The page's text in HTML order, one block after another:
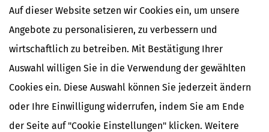
Auf dieser Website setzen wir Cookies ein, um unsere
Angebote zu personalisieren, zu verbessern und
wirtschaftlich zu betreiben. Mit Bestätigung Ihrer
Auswahl willigen Sie in die Verwendung der gewählten
Cookies ein. Diese Auswahl können Sie jederzeit ändern
oder Ihre Einwilligung widerrufen, indem Sie am Ende
der Seite auf "Cookie Einstellungen" klicken. Weitere
und das Interesse Ihres Kindes an Themen
rund ums Geld zu wecken.